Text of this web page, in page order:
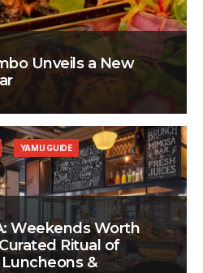
Unveils a New
Weekends Worth
Ritual of
&
YAMU GUIDE